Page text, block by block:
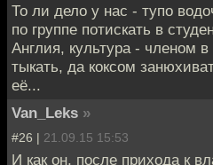
То ли дело у нас - тупо
по группе потискать в
Англия, культура - членом
тыкать, да коксом
её...
Van_Leks »
#26 | 21.09.15 15:53
И как он, после прихода к